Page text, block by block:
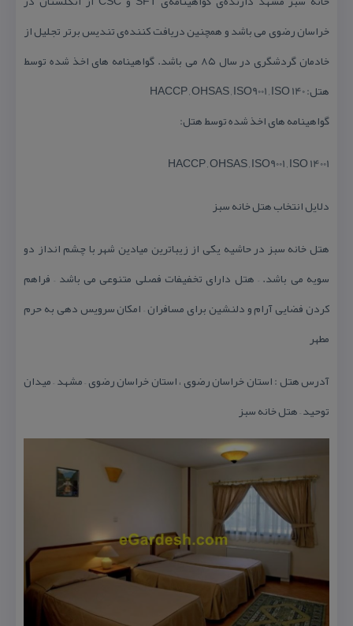
خراسان رضوی می باشد و همچنین دریافت كننده‌ی تندیس برتر تجلیل از
خادمان گردشگری در سال ۸۵ می باشد. گواهینامه های اخذ شده توسط
هتل: HACCP , OHSAS , ISO9001 , ISO 140
گواهینامه های اخذ شده توسط هتل:
HACCP , OHSAS , ISO9001 , ISO 14001
دلایل انتخاب هتل خانه سبز
هتل خانه سبز در حاشیه یكی از زیباترین میادین شهر با چشم انداز دو
سویه می باشد. – هتل دارای تخفیفات فصلی متنوعی می باشد – فراهم
كردن فضایی آرام و دلنشین برای مسافران – امكان سرویس دهی به حرم
مطهر
آدرس هتل : استان خراسان رضوی ، استان خراسان رضوی – مشهد – میدان
توحید – هتل خانه سبز